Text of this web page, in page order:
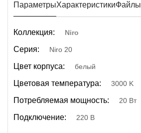
ПараметрыХарактеристикиФайлы
Коллекция: Niro
Серия: Niro 20
Цвет корпуса: белый
Цветовая температура: 3000 K
Потребляемая мощность: 20 Вт
Подключение: 220 В